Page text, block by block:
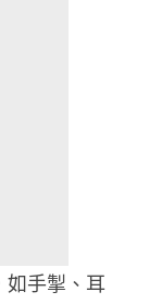
如手掣、耳